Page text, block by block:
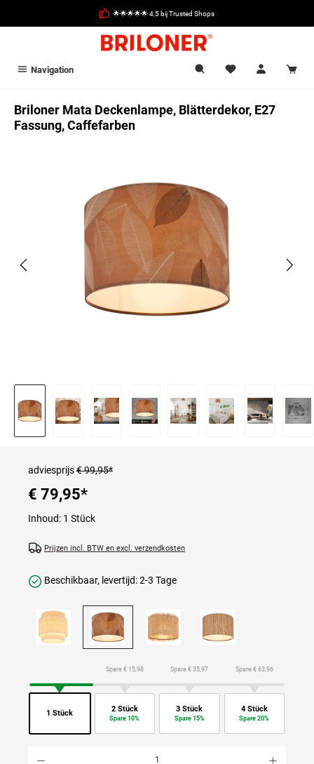
🌟🌟🌟🌟🌟 4,5 bij Trusted Shops
Navigation
Briloner Mata Deckenlampe, Blätterdekor, E27
Fassung, Caffefarben
adviesprijs€ 99,95*
€ 79,95*
Inhoud: 1 Stück
Prijzen incl. BTW en excl. verzendkosten
Beschikbaar, levertijd: 2-3 Tage
1 Stück
Spare € 15,98
2 Stück
Spare 10%
Spare € 35,97
3 Stück
Spare 15%
Spare € 63,96
4 Stück
Spare 20%